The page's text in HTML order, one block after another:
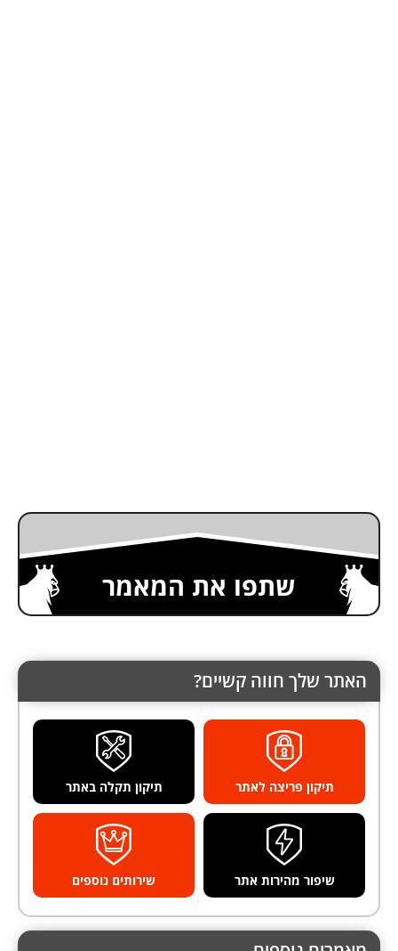
שתפו את המאמר
האתר שלך חווה קשיים?
תיקון פריצה לאתר תיקון תקלה באתר
שיפור מהירות אתר שירותים נוספים